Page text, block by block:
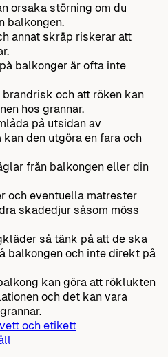
orsaka störning om du
balkongen.
annat skräp riskerar att
balkonger är ofta inte
och att röken kan
hos grannar.
på utsidan av
den utgöra en fara och
från balkongen eller din
och eventuella matrester
skadedjur såsom möss
så tänk på att de ska
balkongen och inte direkt på
kan göra att röklukten
och det kan vara
och etikett